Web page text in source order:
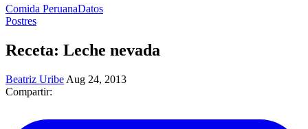
Comida PeruanaDatos
Postres
Receta: Leche nevada
Beatriz Uribe Aug 24, 2013
Compartir: